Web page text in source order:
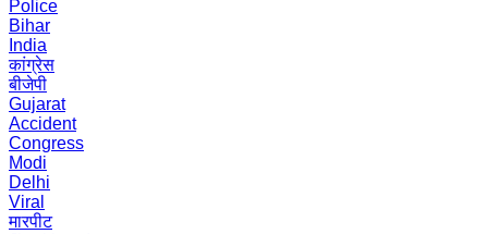
Police
Bihar
India
कांग्रेस
बीजेपी
Gujarat
Accident
Congress
Modi
Delhi
Viral
मारपीट